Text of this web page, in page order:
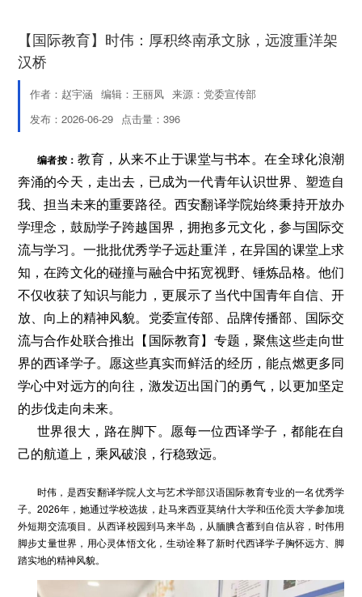
【国际教育】时伟：厚积终南承文脉，远渡重洋架
汉桥
作者：赵宇涵 编辑：王丽凤 来源：党委宣传部
发布：2026-06-29 点击量： 396
编者按： 教育，从来不止于课堂与书本。在全球化浪潮
奔涌的今天，走出去，已成为一代青年认识世界、塑造自
我、担当未来的重要路径。西安翻译学院始终秉持开放办
学理念，鼓励学子跨越国界，拥抱多元文化，参与国际交
流与学习。一批批优秀学子远赴重洋，在异国的课堂上求
知，在跨文化的碰撞与融合中拓宽视野、锤炼品格。他们
不仅收获了知识与能力，更展示了当代中国青年自信、开
放、向上的精神风貌。党委宣传部、品牌传播部、国际交
流与合作处联合推出【国际教育】专题，聚焦这些走向世
界的西译学子。愿这些真实而鲜活的经历，能点燃更多同
学心中对远方的向往，激发迈出国门的勇气，以更加坚定
的步伐走向未来。
世界很大，路在脚下。愿每一位西译学子，都能在自
己的航道上，乘风破浪，行稳致远。
时伟，是西安翻译学院人文与艺术学部汉语国际教育专业的一名优秀学
子。2026年，她通过学校选拔，赴马来西亚莫纳什大学和伍伦贡大学参加境
外短期交流项目。从西译校园到马来半岛，从腼腆含蓄到自信从容，时伟用
脚步丈量世界，用心灵体悟文化，生动诠释了新时代西译学子胸怀远方、脚
踏实地的精神风貌。